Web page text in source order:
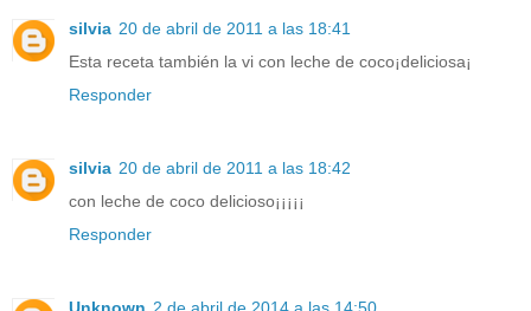
silvia 20 de abril de 2011 a las 18:41
Esta receta también la vi con leche de coco¡deliciosa¡
Responder
silvia 20 de abril de 2011 a las 18:42
con leche de coco delicioso¡¡¡¡¡
Responder
Unknown 2 de abril de 2014 a las 14:50